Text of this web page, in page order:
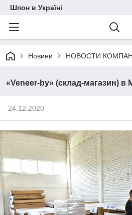
Шпон в Україні
Новини НОВОСТИ
«Veneer-by» (склад-магазин) в
24.12.2020